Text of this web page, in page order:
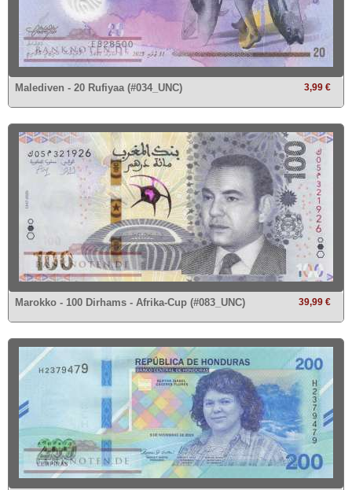
3,99 €
Malediven - 20 Rufiyaa (#034_UNC)
39,99 €
Marokko - 100 Dirhams - Afrika-Cup (#083_UNC)